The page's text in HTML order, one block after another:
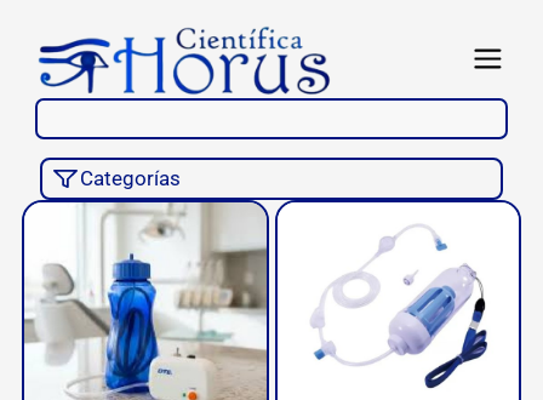
contenido
Abrir
Categorías
PáginaPáginaPáginaPáginaPágina